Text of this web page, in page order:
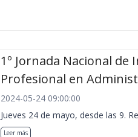
1º Jornada Nacional de
Profesional en
2024-05-24 09:00:00
Jueves 24 de mayo, desde las 9.
Leer más